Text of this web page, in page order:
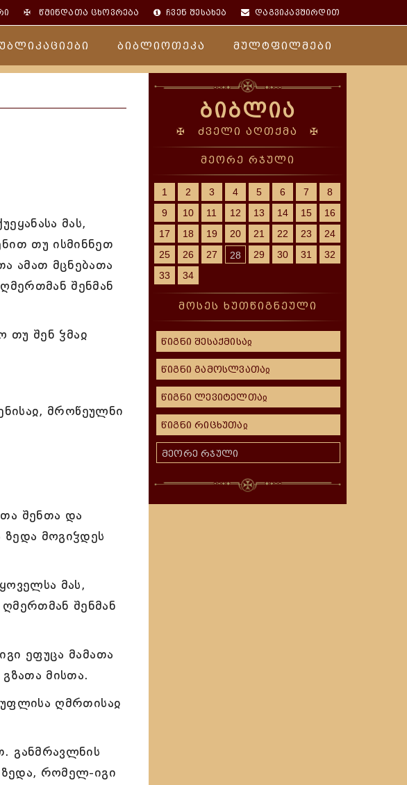
✠წმინდათა ცხოვრება ჩვენ შესახებ დაგვიკავშირდით
ბიბლიოთეკა მულტფილმები
მას,
თუ ისმინნეთ
ამათ მცნებათა
შენმან
თუ შენ ჴმაჲ
მროწეულნი
შენთა და
ზედა მოგიჴდეს
მას,
შენმან
ეფუცა მამათა
მისთა.
ღმრთისაჲ
განმრავლნის
ზედა, რომელ-იგი
ბიბლია
✠ ძველი აღთქმა ✠
მეორე რჯული
1 2 3 4 5 6 7
8
9
10 11 12 13 14 15
16
17
18 19 20 21 22 23
24
25
26 27 28 29 30 31
32
33
34
მოსეს ხუთწიგნეული
წიგნი შესაქმისაჲ
წიგნი გამოსლვათაჲ
წიგნი ლევიტელთაჲ
წიგნი რიცხუთაჲ
მეორე რჯული